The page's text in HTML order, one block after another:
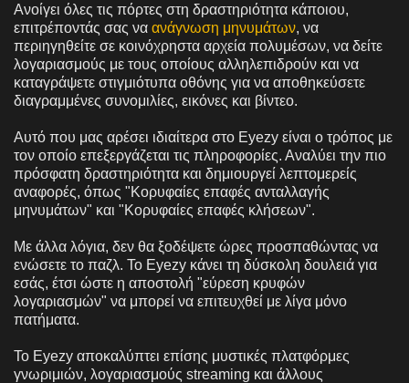
Ανοίγει όλες τις πόρτες στη δραστηριότητα κάποιου,
επιτρέποντάς σας να ανάγνωση μηνυμάτων, να
περιηγηθείτε σε κοινόχρηστα αρχεία πολυμέσων, να δείτε
λογαριασμούς με τους οποίους αλληλεπιδρούν και να
καταγράψετε στιγμιότυπα οθόνης για να αποθηκεύσετε
διαγραμμένες συνομιλίες, εικόνες και βίντεο.
Αυτό που μας αρέσει ιδιαίτερα στο Eyezy είναι ο τρόπος με
τον οποίο επεξεργάζεται τις πληροφορίες. Αναλύει την πιο
πρόσφατη δραστηριότητα και δημιουργεί λεπτομερείς
αναφορές, όπως "Κορυφαίες επαφές ανταλλαγής
μηνυμάτων" και "Κορυφαίες επαφές κλήσεων".
Με άλλα λόγια, δεν θα ξοδέψετε ώρες προσπαθώντας να
ενώσετε το παζλ. Το Eyezy κάνει τη δύσκολη δουλειά για
εσάς, έτσι ώστε η αποστολή "εύρεση κρυφών
λογαριασμών" να μπορεί να επιτευχθεί με λίγα μόνο
πατήματα.
Το Eyezy αποκαλύπτει επίσης μυστικές πλατφόρμες
γνωριμιών, λογαριασμούς streaming και άλλους